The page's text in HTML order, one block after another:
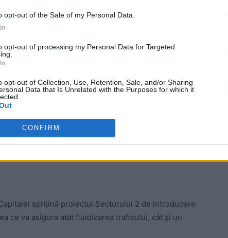
opt-out of the Sale of my Personal Data.
opt-out of processing my Personal Data for Targeted
opt-out of Collection, Use, Retention, Sale, and/or Sharing
Data that Is Unrelated with the Purposes for which it
CONFIRM
ca soluție alternativă pentru zonele situate la
și Compania de Consolidări depun eforturi
fie finalizat în această toamnă.
disconfort locuitorilor din zonă, finalizarea acestei
în zonă și, implicit, la reducerea nivelului de
-
sprijină proiectul Sectorului 2 de introducere
ce va asigura atât fluidizarea traficului, cât și un